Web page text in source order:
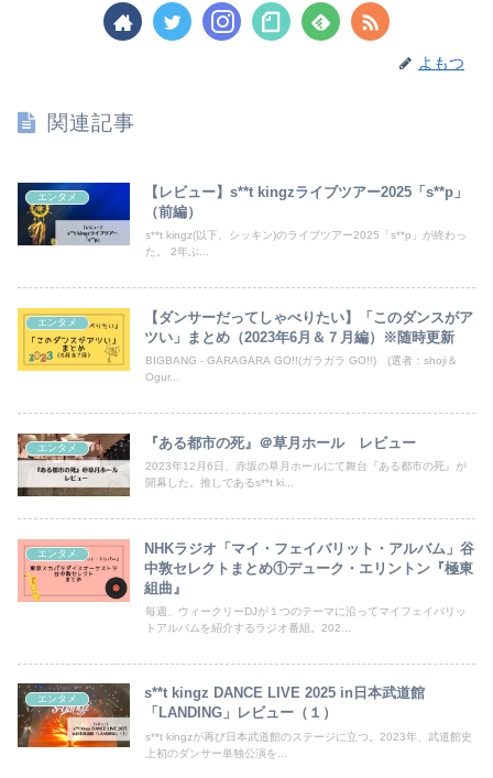
よもつ
関連記事
エンタメ
【レビュー】s**t kingzライブツアー2025「s**p」
（前編）
s**t kingz(以下、シッキン)のライブツアー2025「s**p」が終わっ
た。 2年ぶ...
エンタメ
【ダンサーだってしゃべりたい】「このダンスがア
ツい」まとめ（2023年6月＆７月編）※随時更新
BIGBANG - GARAGARA GO!!(ガラガラ GO!!) (選者：shoji＆
Ogur...
エンタメ 『ある都市の死』＠草月ホール レビュー
2023年12月6日、赤坂の草月ホールにて舞台『ある都市の死』が
開幕した。推しであるs**t ki...
エンタメ
NHKラジオ「マイ・フェイバリット・アルバム」谷
中敦セレクトまとめ①デューク・エリントン『極東
組曲』
毎週、ウィークリーDJが１つのテーマに沿ってマイフェイバリッ
トアルバムを紹介するラジオ番組。202...
エンタメ
s**t kingz DANCE LIVE 2025 in日本武道館
「LANDING」レビュー（１）
s**t kingzが再び日本武道館のステージに立つ。2023年、武道館史
上初のダンサー単独公演を...